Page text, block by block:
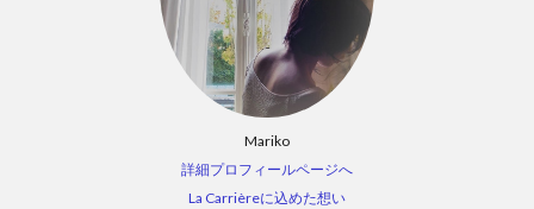
Mariko
詳細プロフィールページへ
La Carrièreに込めた想い